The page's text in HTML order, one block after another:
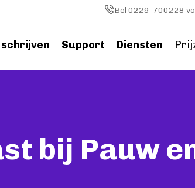
Bel 0229-700228
Image
schrijven Support Diensten
bij Pauw